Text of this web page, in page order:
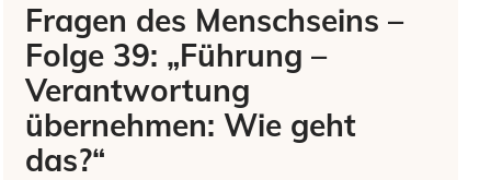
Fragen des Menschseins –
Folge 39: „Führung –
Verantwortung
übernehmen: Wie geht
das?“